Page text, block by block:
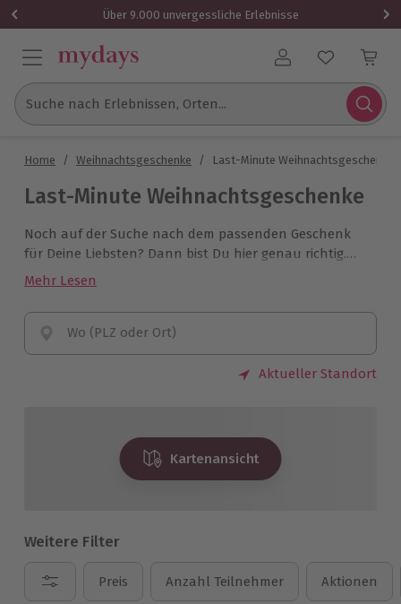
Über 9.000 unvergessliche Erlebnisse
Benutzerkonto
Suche nach Erlebnissen, Orten...
Home / Weihnachtsgeschenke / Last-Minute Weihnachtsgeschenke
Last-Minute Weihnachtsgeschenke
Noch auf der Suche nach dem passenden Geschenk
für Deine Liebsten? Dann bist Du hier genau richtig.
Für Gemeinsamzeit zu Weihnachten! Lass Dich jetzt
inspirieren und schenke Unvergessliches.
Mehr Lesen
Wo (PLZ oder Ort)
Aktueller Standort
Kartenansicht
Weitere Filter
Preis Anzahl Teilnehmer Aktionen